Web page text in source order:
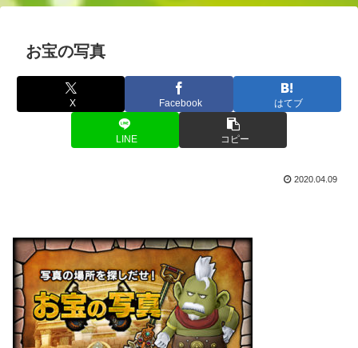
お宝の写真
X Facebook はてブ
LINE コピー
2020.04.09